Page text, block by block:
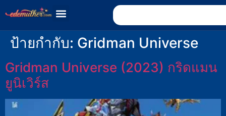
ป้ายกำกับ: Gridman Universe
Gridman Universe (2023) กริดแมน
ยูนิเวิร์ส